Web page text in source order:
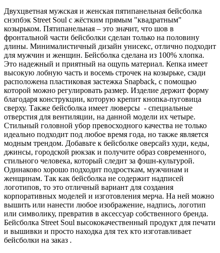
Двухцветная мужская и женская пятипанельная бейсболка
снэпбэк Street Soul с жёстким прямым "квадратным"
козырьком. Пятипанельная – это значит, что шов в
фронтальной части бейсболки сделан только на половину
длины. Минималистичный дизайн унисекс, отлично подходит
для мужчин и женщин. Бейсболка сделана из 100% хлопка.
Это надежный и приятный на ощупь материал. Кепка имеет
высокую лобную часть и восемь строчек на козырьке, сзади
расположена пластиковая застежка Snapback, с помощью
которой можно регулировать размер. Изделие держит форму
благодаря конструкции, которую крепит кнопка-пуговица
сверху. Также бейсболка имеет люверсы - специальные
отверстия для вентиляции, на данной модели их четыре.
Стильный головной убор превосходного качества не только
идеально подходит под любое время года, но также является
модным трендом. Добавьте к бейсболке оверсайз худи, кеды,
джинсы, городской рюкзак и получите образ современного,
стильного человека, который следит за фэшн-культурой.
Одинаково хорошо подходит подросткам, мужчинам и
женщинам. Так как бейсболка не содержит надписей
логотипов, то это отличный вариант для создания
корпоративных моделей и изготовления мерча. На ней можно
вышить или нанести любое изображение, надпись, логотип
или символику, превратив в аксессуар собственного бренда.
Бейсболка Street Soul высококачественный продукт для печати
и вышивки и просто находка для тех кто изготавливает
бейсболки на заказ .